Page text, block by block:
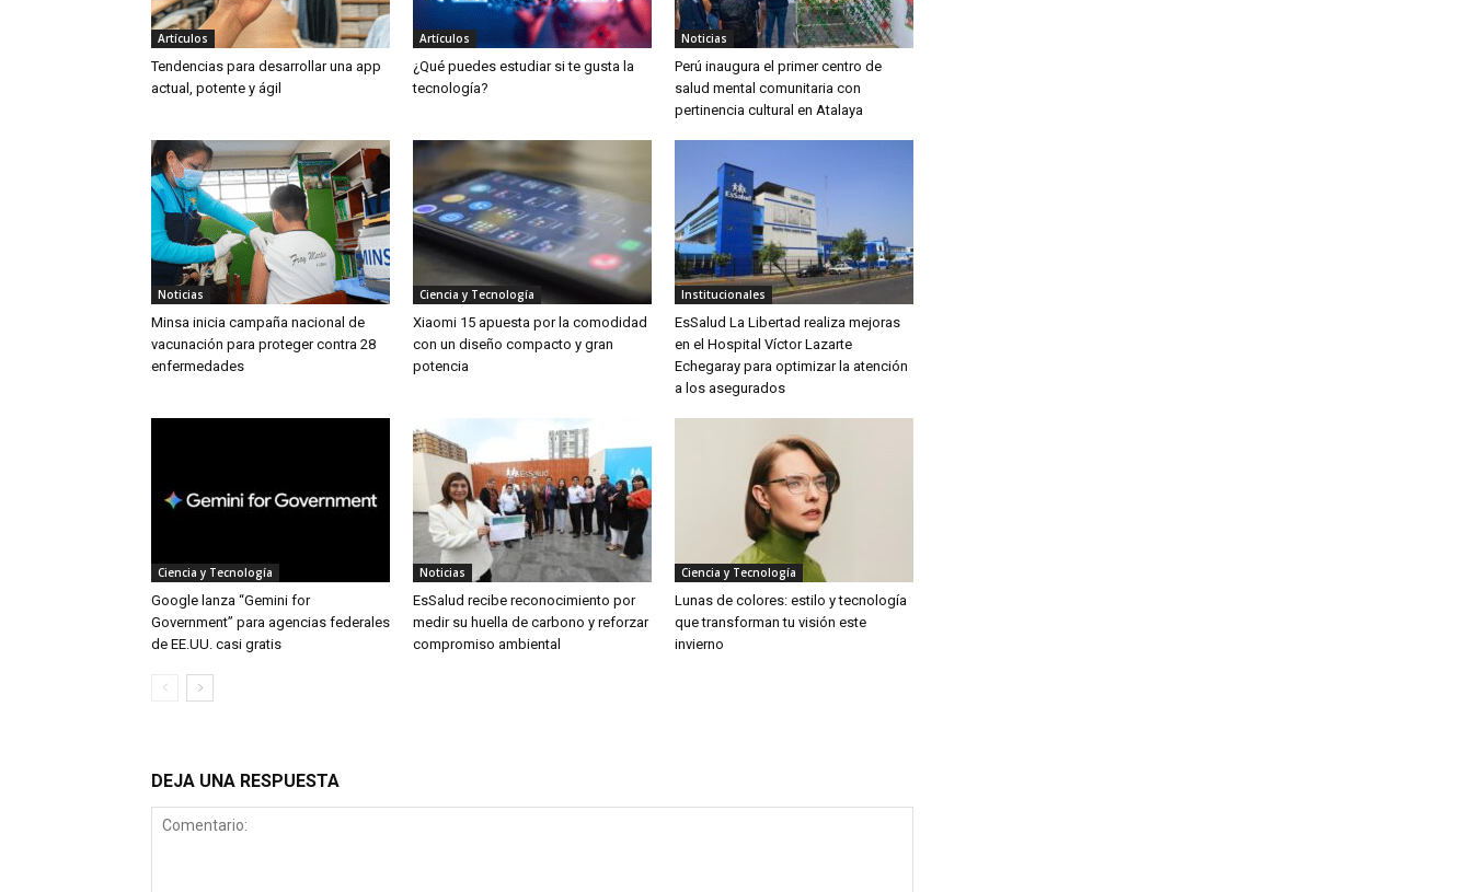
Artículos
Tendencias para desarrollar una app
actual, potente y ágil
Artículos
¿Qué puedes estudiar si te gusta la
tecnología?
Noticias
Perú inaugura el primer centro de
salud mental comunitaria con
pertinencia cultural en Atalaya
Noticias
Minsa inicia campaña nacional de
vacunación para proteger contra 28
enfermedades
Ciencia y Tecnología
Xiaomi 15 apuesta por la comodidad
con un diseño compacto y gran
potencia
Institucionales
EsSalud La Libertad realiza mejoras
en el Hospital Víctor Lazarte
Echegaray para optimizar la atención
a los asegurados
Ciencia y Tecnología
Google lanza “Gemini for
Government” para agencias federales
de EE.UU. casi gratis
Noticias
EsSalud recibe reconocimiento por
medir su huella de carbono y reforzar
compromiso ambiental
Ciencia y Tecnología
Lunas de colores: estilo y tecnología
que transforman tu visión este
invierno
DEJA UNA RESPUESTA